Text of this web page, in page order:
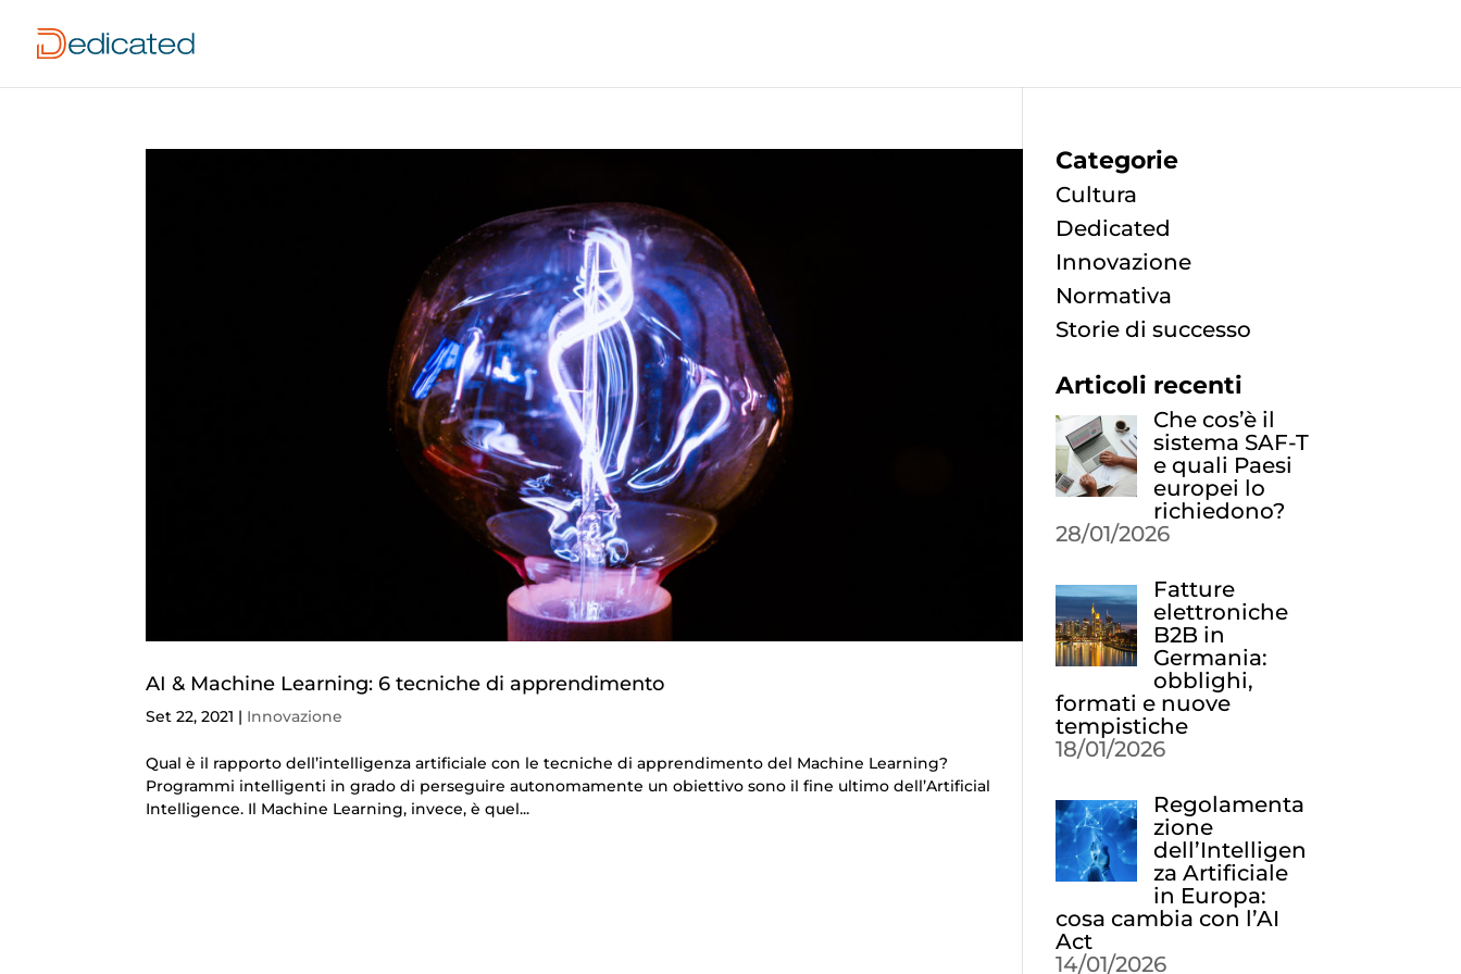
AI & Machine Learning: 6 tecniche di apprendimento
Set 22, 2021 | Innovazione
Qual è il rapporto dell’intelligenza artificiale con le tecniche di apprendimento del Machine Learning?
Programmi intelligenti in grado di perseguire autonomamente un obiettivo sono il fine ultimo dell’Artificial
Intelligence. Il Machine Learning, invece, è quel...
Categorie
Cultura
Dedicated
Innovazione
Normativa
Storie di successo
Articoli recenti
Che cos’è il
sistema SAF-T
e quali Paesi
europei lo
richiedono?
28/01/2026
Fatture
elettroniche
B2B in
Germania:
obblighi,
formati e nuove
tempistiche
18/01/2026
Regolamenta
zione
dell’Intelligen
za Artificiale
in Europa:
cosa cambia con l’AI
Act
14/01/2026